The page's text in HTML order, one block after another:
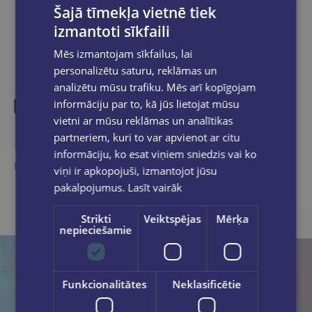
Līdzīgas preces
Ieskaties, varbūt noder
Šajā tīmekļa vietnē tiek
izmantoti sīkfaili
Mēs izmantojam sīkfailus, lai
personalizētu saturu, reklāmas un
analizētu mūsu trafiku. Mēs arī kopīgojam
informāciju par to, kā jūs lietojat mūsu
vietni ar mūsu reklāmas un analītikas
partneriem, kuri to var apvienot ar citu
informāciju, ko esat viņiem sniedzis vai ko
viņi ir apkopojuši, izmantojot jūsu
pakalpojumus. Lasīt vairāk
Strikti
nepieciešamie
Veiktspējas Mērķa
Funkcionalitātes Neklasificētie